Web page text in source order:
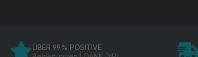
ÜBER 99% POSITIVE